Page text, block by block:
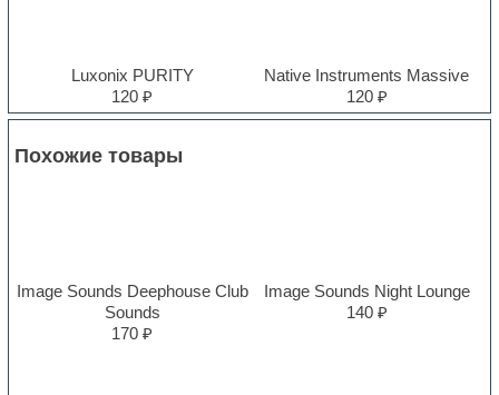
Luxonix PURITY
120 ₽
Native Instruments Massive
120 ₽
Похожие товары
Image Sounds Deephouse Club
Sounds
170 ₽
Image Sounds Night Lounge
140 ₽